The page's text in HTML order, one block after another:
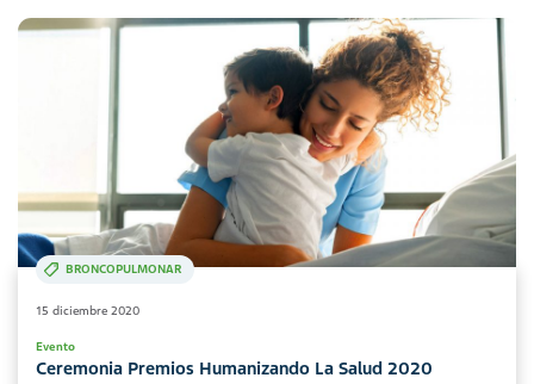
BRONCOPULMONAR
15 diciembre 2020
Evento
Ceremonia Premios Humanizando La Salud 2020